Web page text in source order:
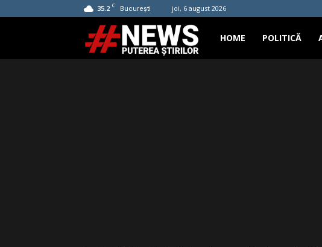
35.2 C București joi, 6 august 2026
Hashtag
HOME POLITICĂ